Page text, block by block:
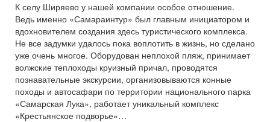
К селу Ширяево у нашей компании особое отношение.
Ведь именно «Самараинтур» был главным инициатором и
вдохновителем создания здесь туристического комплекса.
Не все задумки удалось пока воплотить в жизнь, но сделано
уже очень многое. Оборудован неплохой пляж, принимает
волжские теплоходы круизный причал, проводятся
познавательные экскурсии, организовываются конные
походы и автосафари по территории национального парка
«Самарская Лука», работает уникальный комплекс
«Крестьянское подворье»…